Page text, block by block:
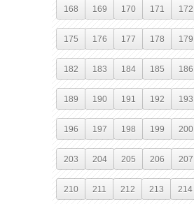
168 169 170 171 172
175 176 177 178 179
182 183 184 185 186
189 190 191 192 193
196 197 198 199 200
203 204 205 206 207
210 211 212 213 214